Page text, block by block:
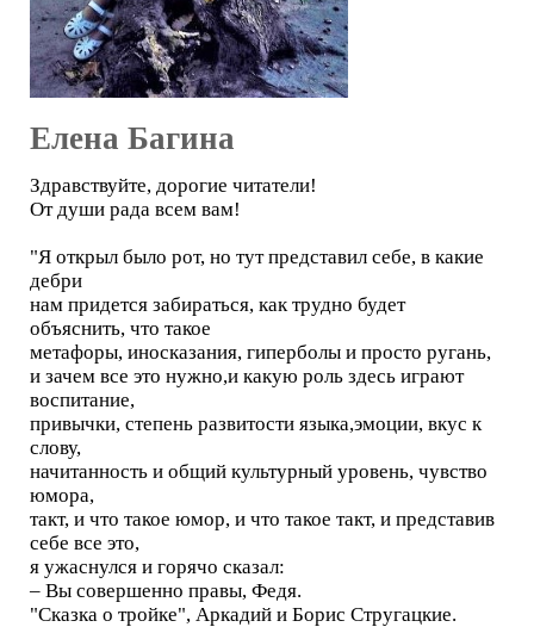
Елена Багина
Здравствуйте, дорогие читатели!
От души рада всем вам!
"Я открыл было рот, но тут представил себе, в какие
дебри
нам придется забираться, как трудно будет
объяснить, что такое
метафоры, иносказания, гиперболы и просто ругань,
и зачем все это нужно,и какую роль здесь играют
воспитание,
привычки, степень развитости языка,эмоции, вкус к
слову,
начитанность и общий культурный уровень, чувство
юмора,
такт, и что такое юмор, и что такое такт, и представив
себе все это,
я ужаснулся и горячо сказал:
– Вы совершенно правы, Федя.
"Сказка о тройке", Аркадий и Борис Стругацкие.